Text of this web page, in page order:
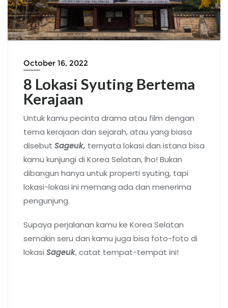
October 16, 2022
8 Lokasi Syuting Bertema
Kerajaan
Untuk kamu pecinta drama atau film dengan
tema kerajaan dan sejarah, atau yang biasa
disebut Sageuk, ternyata lokasi dan istana bisa
kamu kunjungi di Korea Selatan, lho! Bukan
dibangun hanya untuk properti syuting, tapi
lokasi-lokasi ini memang ada dan menerima
pengunjung.
Supaya perjalanan kamu ke Korea Selatan
semakin seru dan kamu juga bisa foto-foto di
lokasi Sageuk, catat tempat-tempat ini!